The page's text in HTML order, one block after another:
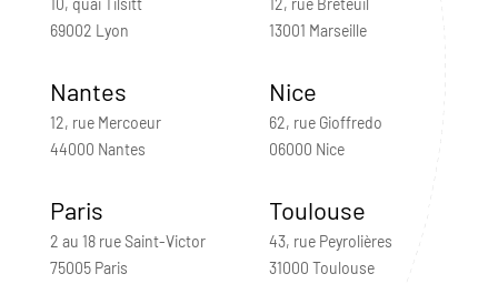
69002 Lyon
13001 Marseille
Nantes
12, rue Mercoeur
44000 Nantes
Nice
62, rue Gioffredo
06000 Nice
Paris
2 au 18 rue Saint-Victor
75005 Paris
Toulouse
43, rue Peyrolières
31000 Toulouse